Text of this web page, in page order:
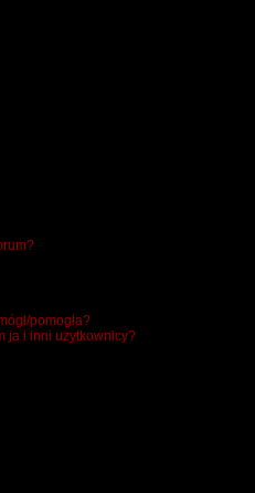
pomogła?
ja i inni użytkownicy?